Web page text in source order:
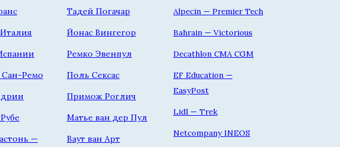
Ремо
—
Тадей Погачар
Йонас Вингегор
Ремко Эвенпул
Поль Сексас
Примож Роглич
Матье ван дер Пул
Ваут ван Арт
Alpecin — Premier Tech
Bahrain — Victorious
Decathlon CMA CGM
EF Education —
EasyPost
Lidl — Trek
Netcompany INEOS